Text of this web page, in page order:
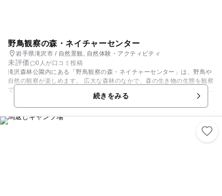
野鳥観察の森・ネイチャーセンター
岩手県滝沢市 / 自然景観, 自然体験・アクティビティ
未評価
0人が口コミ投稿
滝沢森林公園内にある「野鳥観察の森・ネイチャーセンター」は、野鳥や
自然の観察が楽しめます。 広大な森林のなかで、森の生き物の生態を観察
できます。 ナラ・アカマツ・カシワなどの広葉樹で構成された自然林で、
鳥類・哺乳類・昆虫類が生息しています。具体的に観察できるのは、鳥類
ではシジュウカラやオオルリ、哺乳類ではタヌキやリス、昆虫はトンボや
チョウなどです。双眼鏡や図鑑などの貸し出しも行われています。
続きをみる